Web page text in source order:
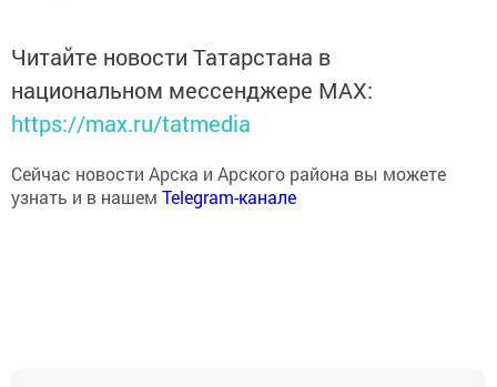
Читайте новости Татарстана в
национальном мессенджере MАХ:
https://max.ru/tatmedia
Сейчас новости Арска и Арского района вы можете
узнать и в нашем Telegram-канале